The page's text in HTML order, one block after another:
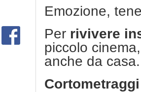
Emozione,
Per rivivere
piccolo
anche da casa.